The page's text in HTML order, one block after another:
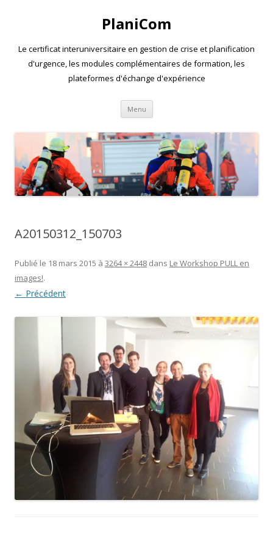
PlaniCom
Le certificat interuniversitaire en gestion de crise et planification
d'urgence, les modules complémentaires de formation, les
plateformes d'échange d'expérience
Menu Aller
contenu
A20150312_150703
Publié le 18 mars 2015 à 3264 × 2448 dans Le Workshop PULL en
images!.
← Précédent